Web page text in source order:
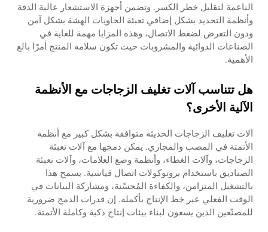
الناعمة لتقليل خطر الكسر. وتضمن أجهزة الاستشعار عالية الدقة
وأنظمة التحديد بشكل إضافي تعبئة الحاويات الهشة بشكل آمن
ودون التعرض لضغط الاتصال، وهذه المزايا مهمة للغاية في
الصناعات الدوائية والمشروبات حيث تكون سلامة المنتج أمرًا بالغ
الأهمية.
هل تتناسب آلات تغليف الزجاجات مع الأنظمة
الآلية الأخرى؟
آلات تغليف الزجاجات الحديثة متوافقة بشكل كبير مع أنظمة
الأتمتة في المصب والمجاري. يمكن دمجها مع آلات تعبئة
الزجاجات، وآلات الغطاء، وأنظمة وضع العلامات، وآلات تعبئة
الصناديق باستخدام بروتوكولات اتصال قياسية. يسمح هذا
بالتشغيل المتزامن، والكفاءة المُحسّنة، ومشاركة البيانات في
الوقت الفعلي عبر خط الإنتاج بأكمله. إن قدرات الدمج ضرورية
للمصنّعين الذين يسعون لبناء بيئات إنتاج ذكية وكاملة الأتمتة.